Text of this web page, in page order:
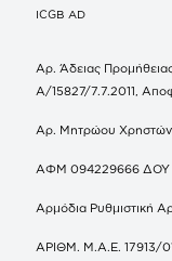
ICGB AD
Αρ. Άδειας
Α/15827/7.7.2011,
Αρ. Μητρώου
ΑΦΜ 094229666 ΔΟΥ
Αρμόδια Ρυθμιστική
ΑΡΙΘΜ. Μ.Α.Ε. 17913/